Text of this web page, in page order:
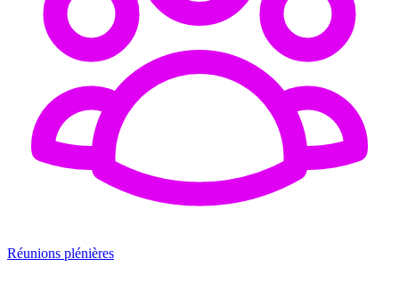
Réunions plénières